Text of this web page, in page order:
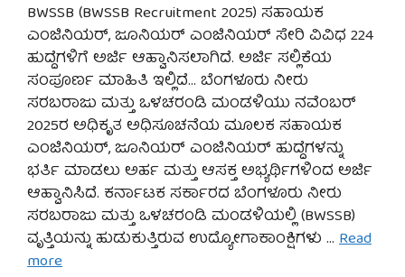
BWSSB (BWSSB Recruitment 2025) ಸಹಾಯಕ
ಎಂಜಿನಿಯರ್, ಜೂನಿಯರ್ ಎಂಜಿನಿಯರ್ ಸೇರಿ ವಿವಿಧ 224
ಹುದ್ದೆಗಳಿಗೆ ಅರ್ಜಿ ಆಹ್ವಾನಿಸಲಾಗಿದೆ. ಅರ್ಜಿ ಸಲ್ಲಿಕೆಯ
ಸಂಪೂರ್ಣ ಮಾಹಿತಿ ಇಲ್ಲಿದೆ… ಬೆಂಗಳೂರು ನೀರು
ಸರಬರಾಜು ಮತ್ತು ಒಳಚರಂಡಿ ಮಂಡಳಿಯು ನವೆಂಬರ್
2025ರ ಅಧಿಕೃತ ಅಧಿಸೂಚನೆಯ ಮೂಲಕ ಸಹಾಯಕ
ಎಂಜಿನಿಯರ್, ಜೂನಿಯರ್ ಎಂಜಿನಿಯರ್ ಹುದ್ದೆಗಳನ್ನು
ಭರ್ತಿ ಮಾಡಲು ಅರ್ಹ ಮತ್ತು ಆಸಕ್ತ ಅಭ್ಯರ್ಥಿಗಳಿಂದ ಅರ್ಜಿ
ಆಹ್ವಾನಿಸಿದೆ. ಕರ್ನಾಟಕ ಸರ್ಕಾರದ ಬೆಂಗಳೂರು ನೀರು
ಸರಬರಾಜು ಮತ್ತು ಒಳಚರಂಡಿ ಮಂಡಳಿಯಲ್ಲಿ (BWSSB)
ವೃತ್ತಿಯನ್ನು ಹುಡುಕುತ್ತಿರುವ ಉದ್ಯೋಗಾಕಾಂಕ್ಷಿಗಳು … Read
more